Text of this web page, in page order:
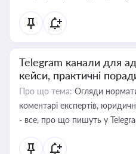
Telegram канали для
кейси, практичні
Про що тема: Огляди
коментарі експертів,
- все, про що пишуть у